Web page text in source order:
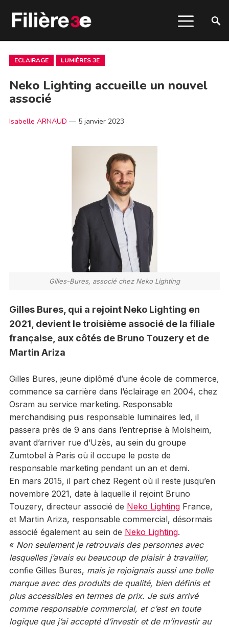
ECLAIRAGE LUMIÈRES 3E
Neko Lighting accueille un nouvel
associé
Isabelle ARNAUD — 5 janvier 2023
Gilles-Bures, associé chez Neko Lighting
Gilles Bures, qui a rejoint Neko Lighting en
2021, devient le troisième associé de la filiale
française, aux côtés de Bruno Touzery et de
Martin Ariza
Gilles Bures, jeune diplômé d’une école de commerce,
commence sa carrière dans l’éclairage en 2004, chez
Osram au service marketing. Responsable
merchandising puis responsable luminaires led, il
passera près de 9 ans dans l’entreprise à Molsheim,
avant d’arriver rue d’Uzès, au sein du groupe
Zumtobel à Paris où il occupe le poste de
responsable marketing pendant un an et demi.
En mars 2015, il part chez Regent où il reste jusqu’en
novembre 2021, date à laquelle il rejoint Bruno
Touzery, directeur associé de Neko LightingFrance,
et Martin Ariza, responsable commercial, désormais
associé également au sein de Neko Lighting.
« Non seulement je retrouvais des personnes avec
lesquelles j’avais eu beaucoup de plaisir à travailler,
confie Gilles Bures, mais je rejoignais aussi une belle
marque avec des produits de qualité, bien définis et
plus accessibles en termes de prix. Je suis arrivé
comme responsable commercial, et c’est en toute
logique que j’ai accepté d’investir et de m’investir au